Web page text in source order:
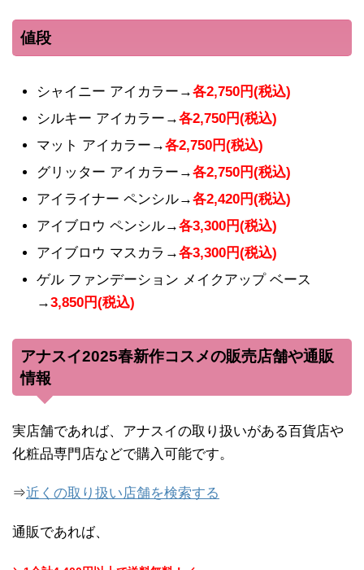
値段
シャイニー アイカラー→各2,750円(税込)
シルキー アイカラー→各2,750円(税込)
マット アイカラー→各2,750円(税込)
グリッター アイカラー→各2,750円(税込)
アイライナー ペンシル→各2,420円(税込)
アイブロウ ペンシル→各3,300円(税込)
アイブロウ マスカラ→各3,300円(税込)
ゲル ファンデーション メイクアップ ベース
→3,850円(税込)
アナスイ2025春新作コスメの販売店舗や通販
情報
実店舗であれば、アナスイの取り扱いがある百貨店や
化粧品専門店などで購入可能です。
⇒近くの取り扱い店舗を検索する
通販であれば、